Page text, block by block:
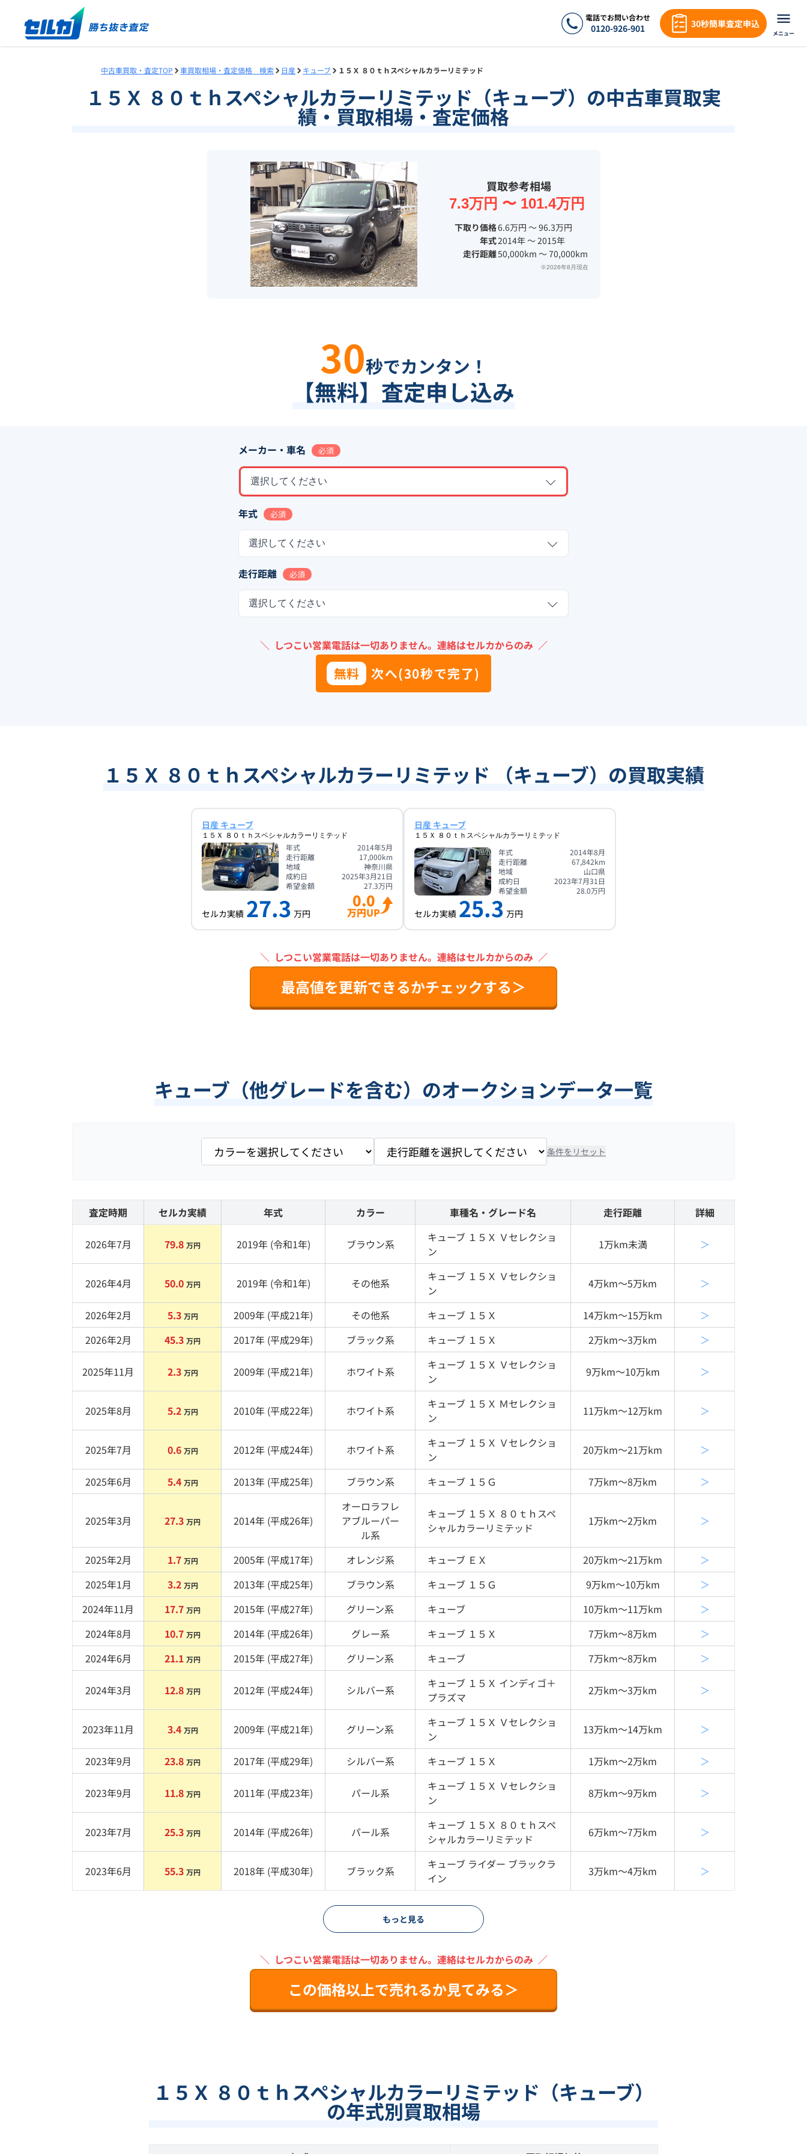
電話でお問い合わせ
0120-926-901 30秒簡単査定申込
メニュー
中古車買取・査定TOP 車買取相場・査定価格 検索 日産 キューブ １５Ｘ ８０ｔｈスペシャルカラーリミテッド
１５Ｘ ８０ｔｈスペシャルカラーリミテッド（キューブ）の中古車買取実
績・買取相場・査定価格
買取参考相場
7.3万円 〜 101.4万円
下取り価格6.6万円 〜 96.3万円
年式2014年 〜 2015年
走行距離50,000km 〜 70,000km
※2026年8月現在
30秒でカンタン！
【無料】査定申し込み
メーカー・車名 必須
選択してください
年式 必須
選択してください
走行距離 必須
選択してください
＼ しつこい営業電話は一切ありません。 連絡はセルカからのみ ／
無料 次へ(30秒で完了)
１５Ｘ ８０ｔｈスペシャルカラーリミテッド （キューブ）の買取実績
日産 キューブ
１５Ｘ ８０ｔｈスペシャルカラーリミテッド
年式
2014年5月
走行距離
17,000km
地域
神奈川県
成約日
2025年3月21日
希望金額
27.3万円
セルカ実績 27.3 万円
0.0
万円UP
日産 キューブ
１５Ｘ ８０ｔｈスペシャルカラーリミテッド
年式
2014年8月
走行距離
67,842km
地域
山口県
成約日
2023年7月31日
希望金額
28.0万円
セルカ実績 25.3 万円
＼ しつこい営業電話は一切ありません。 連絡はセルカからのみ ／
最高値を更新できるかチェックする＞
キューブ（他グレードを含む）のオークションデータ一覧
条件をリセット
査定時期 セルカ実績 年式 カラー 車種名・グレード名 走行距離 詳細
2026年7月 79.8 万円 2019年 (令和1年) ブラウン系 キューブ １５Ｘ Ｖセレクショ
ン
1万km未満 ＞
2026年4月 50.0 万円 2019年 (令和1年) その他系 キューブ １５Ｘ Ｖセレクショ
ン
4万km〜5万km ＞
2026年2月 5.3 万円 2009年 (平成21年) その他系 キューブ １５Ｘ 14万km〜15万km
＞
2026年2月
45.3 万円 2017年 (平成29年) ブラック系 キューブ １５Ｘ 2万km〜3万km ＞
2025年11月 2.3 万円 2009年 (平成21年) ホワイト系 キューブ １５Ｘ Ｖセレクショ
ン
9万km〜10万km ＞
2025年8月 5.2 万円 2010年 (平成22年) ホワイト系 キューブ １５Ｘ Ｍセレクショ
ン
11万km〜12万km ＞
2025年7月 0.6 万円 2012年 (平成24年) ホワイト系 キューブ １５Ｘ Ｖセレクショ
ン
20万km〜21万km ＞
2025年6月 5.4 万円 2013年 (平成25年) ブラウン系 キューブ １５Ｇ 7万km〜8万km ＞
2025年3月 27.3 万円 2014年 (平成26年)
オーロラフレ
アブルーパー
ル系
キューブ １５Ｘ ８０ｔｈスペ
シャルカラーリミテッド
1万km〜2万km ＞
2025年2月 1.7 万円 2005年 (平成17年) オレンジ系 キューブ ＥＸ 20万km〜21万km
＞
2025年1月
3.2 万円 2013年 (平成25年) ブラウン系 キューブ １５Ｇ 9万km〜10万km
＞
2024年11月
17.7 万円 2015年 (平成27年) グリーン系 キューブ 10万km〜11万km
＞
2024年8月
10.7 万円 2014年 (平成26年) グレー系 キューブ １５Ｘ 7万km〜8万km
＞
2024年6月
21.1 万円 2015年 (平成27年) グリーン系 キューブ 7万km〜8万km ＞
2024年3月 12.8 万円 2012年 (平成24年) シルバー系 キューブ １５Ｘ インディゴ＋
プラズマ
2万km〜3万km ＞
2023年11月 3.4 万円 2009年 (平成21年) グリーン系 キューブ １５Ｘ Ｖセレクショ
ン
13万km〜14万km ＞
2023年9月 23.8 万円 2017年 (平成29年) シルバー系 キューブ １５Ｘ 1万km〜2万km ＞
2023年9月 11.8 万円 2011年 (平成23年) パール系 キューブ １５Ｘ Ｖセレクショ
ン
8万km〜9万km ＞
2023年7月 25.3 万円 2014年 (平成26年) パール系 キューブ １５Ｘ ８０ｔｈスペ
シャルカラーリミテッド
6万km〜7万km ＞
2023年6月 55.3 万円 2018年 (平成30年) ブラック系 キューブ ライダー ブラックラ
イン
3万km〜4万km ＞
もっと見る
＼ しつこい営業電話は一切ありません。 連絡はセルカからのみ ／
この価格以上で売れるか見てみる＞
１５Ｘ ８０ｔｈスペシャルカラーリミテッド（キューブ）
の年式別買取相場